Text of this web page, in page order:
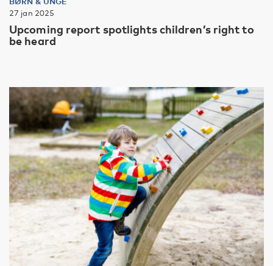
27 jan 2025
Upcoming report spotlights children’s right to
be heard